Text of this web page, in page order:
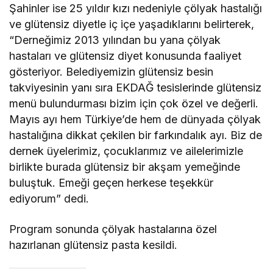
Şahinler ise 25 yıldır kızı nedeniyle çölyak hastalığı
ve glütensiz diyetle iç içe yaşadıklarını belirterek,
“Derneğimiz 2013 yılından bu yana çölyak
hastaları ve glütensiz diyet konusunda faaliyet
gösteriyor. Belediyemizin glütensiz besin
takviyesinin yanı sıra EKDAĞ tesislerinde glütensiz
menü bulundurması bizim için çok özel ve değerli.
Mayıs ayı hem Türkiye’de hem de dünyada çölyak
hastalığına dikkat çekilen bir farkındalık ayı. Biz de
dernek üyelerimiz, çocuklarımız ve ailelerimizle
birlikte burada glütensiz bir akşam yemeğinde
buluştuk. Emeği geçen herkese teşekkür
ediyorum” dedi.
Program sonunda çölyak hastalarına özel
hazırlanan glütensiz pasta kesildi.